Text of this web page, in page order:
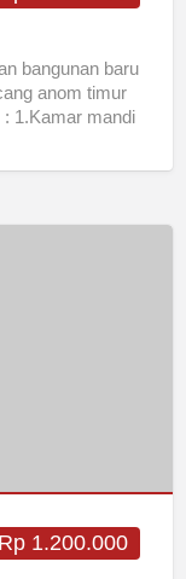
bangunan baru
anom timur
1.Kamar mandi
Rp 1.200.000